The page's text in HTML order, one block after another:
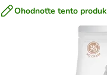
Ohodnoťte tento